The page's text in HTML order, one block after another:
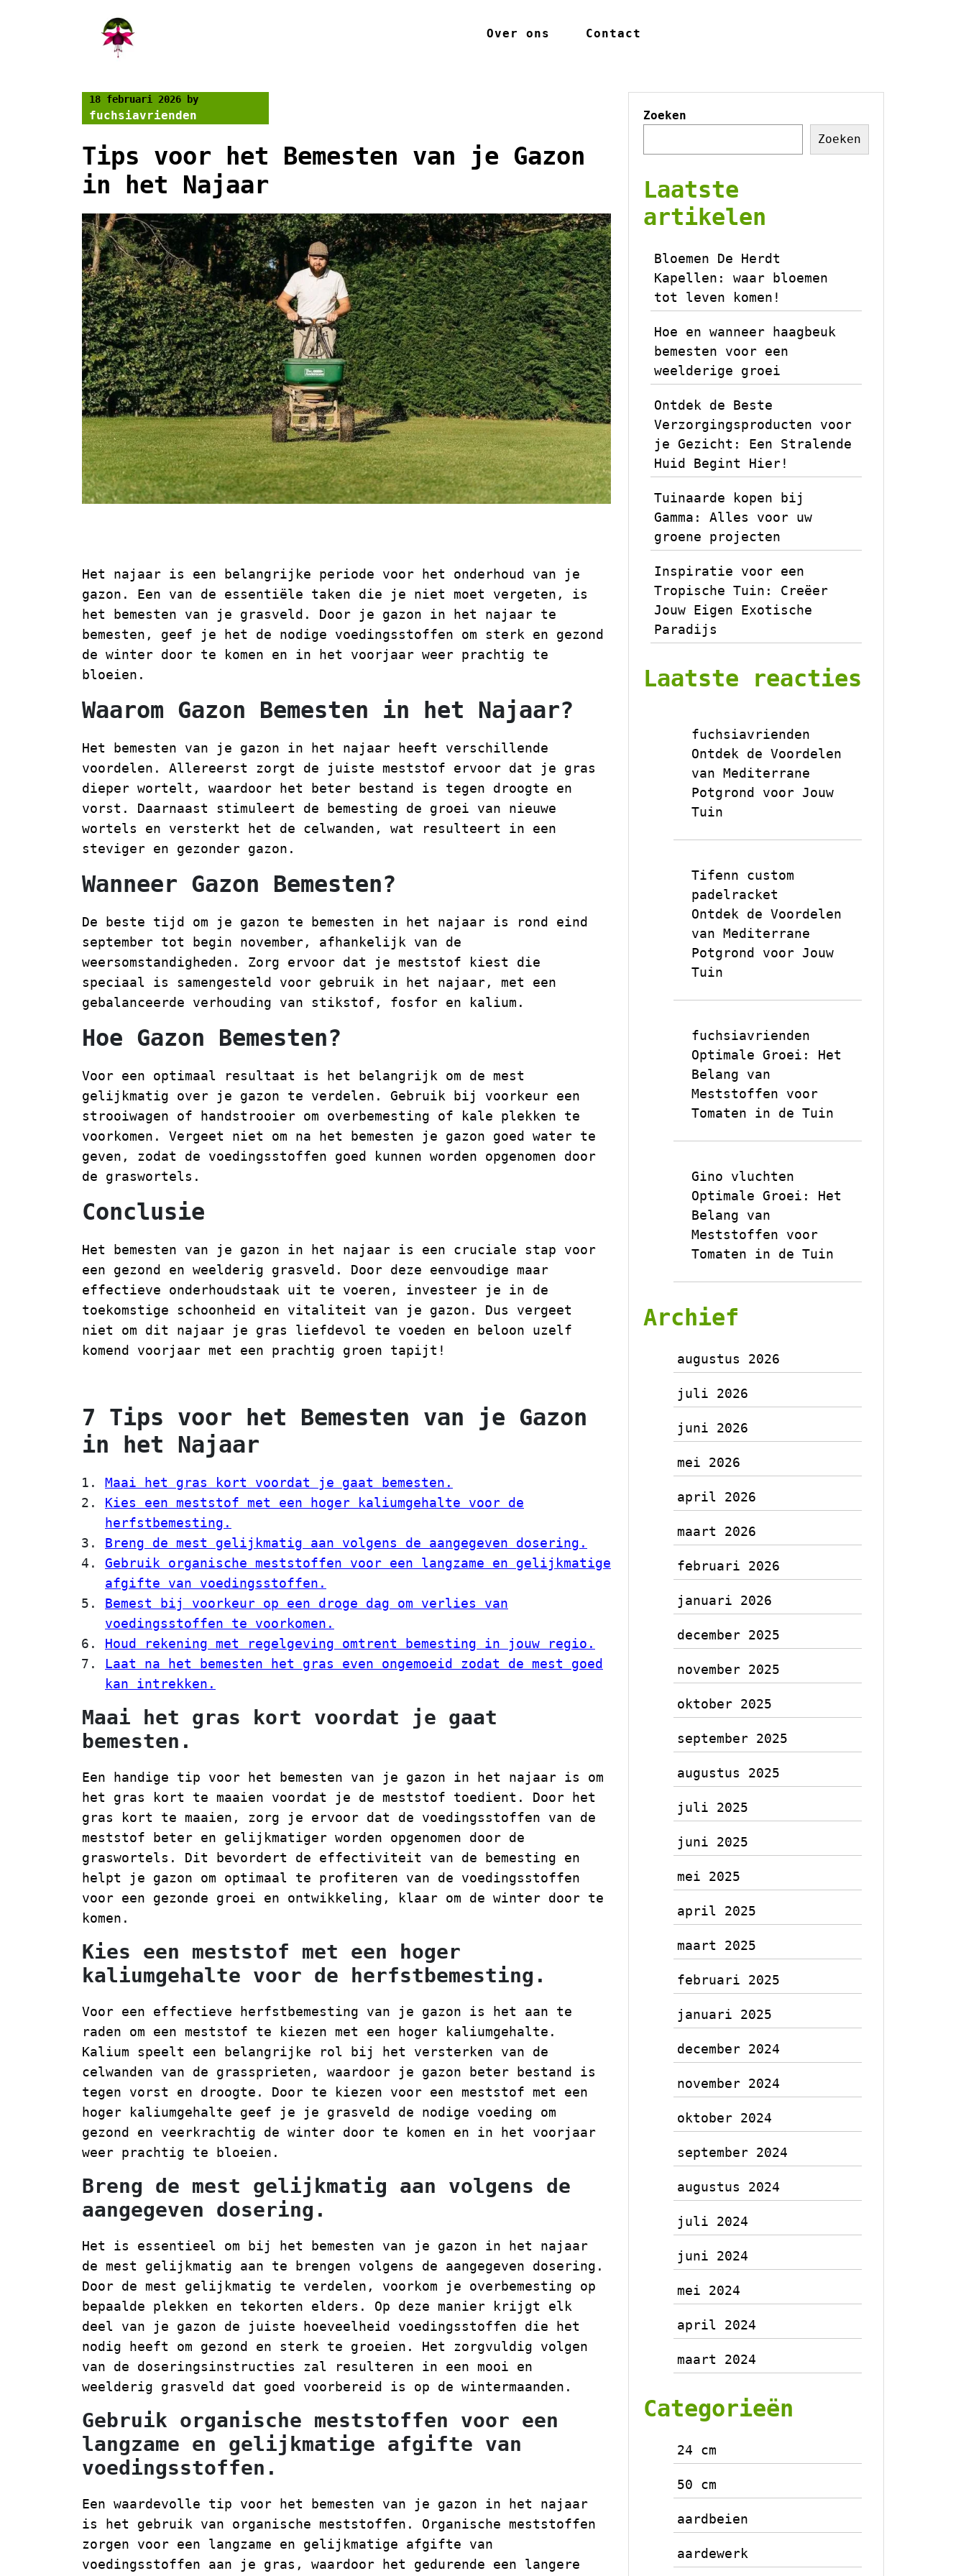
Over ons Contact
18 februari 2026 by
fuchsiavrienden
Tips voor het Bemesten van je Gazon
in het Najaar
Het najaar is een belangrijke periode voor het onderhoud van je
gazon. Een van de essentiële taken die je niet moet vergeten, is
het bemesten van je grasveld. Door je gazon in het najaar te
bemesten, geef je het de nodige voedingsstoffen om sterk en gezond
de winter door te komen en in het voorjaar weer prachtig te
bloeien.
Waarom Gazon Bemesten in het Najaar?
Het bemesten van je gazon in het najaar heeft verschillende
voordelen. Allereerst zorgt de juiste meststof ervoor dat je gras
dieper wortelt, waardoor het beter bestand is tegen droogte en
vorst. Daarnaast stimuleert de bemesting de groei van nieuwe
wortels en versterkt het de celwanden, wat resulteert in een
steviger en gezonder gazon.
Wanneer Gazon Bemesten?
De beste tijd om je gazon te bemesten in het najaar is rond eind
september tot begin november, afhankelijk van de
weersomstandigheden. Zorg ervoor dat je meststof kiest die
speciaal is samengesteld voor gebruik in het najaar, met een
gebalanceerde verhouding van stikstof, fosfor en kalium.
Hoe Gazon Bemesten?
Voor een optimaal resultaat is het belangrijk om de mest
gelijkmatig over je gazon te verdelen. Gebruik bij voorkeur een
strooiwagen of handstrooier om overbemesting of kale plekken te
voorkomen. Vergeet niet om na het bemesten je gazon goed water te
geven, zodat de voedingsstoffen goed kunnen worden opgenomen door
de graswortels.
Conclusie
Het bemesten van je gazon in het najaar is een cruciale stap voor
een gezond en weelderig grasveld. Door deze eenvoudige maar
effectieve onderhoudstaak uit te voeren, investeer je in de
toekomstige schoonheid en vitaliteit van je gazon. Dus vergeet
niet om dit najaar je gras liefdevol te voeden en beloon uzelf
komend voorjaar met een prachtig groen tapijt!
7 Tips voor het Bemesten van je Gazon
in het Najaar
Maai het gras kort voordat je gaat bemesten.
Kies een meststof met een hoger kaliumgehalte voor de
herfstbemesting.
Breng de mest gelijkmatig aan volgens de aangegeven dosering.
Gebruik organische meststoffen voor een langzame en gelijkmatige
afgifte van voedingsstoffen.
Bemest bij voorkeur op een droge dag om verlies van
voedingsstoffen te voorkomen.
Houd rekening met regelgeving omtrent bemesting in jouw regio.
Laat na het bemesten het gras even ongemoeid zodat de mest goed
kan intrekken.
Maai het gras kort voordat je gaat
bemesten.
Een handige tip voor het bemesten van je gazon in het najaar is om
het gras kort te maaien voordat je de meststof toedient. Door het
gras kort te maaien, zorg je ervoor dat de voedingsstoffen van de
meststof beter en gelijkmatiger worden opgenomen door de
graswortels. Dit bevordert de effectiviteit van de bemesting en
helpt je gazon om optimaal te profiteren van de voedingsstoffen
voor een gezonde groei en ontwikkeling, klaar om de winter door te
komen.
Kies een meststof met een hoger
kaliumgehalte voor de herfstbemesting.
Voor een effectieve herfstbemesting van je gazon is het aan te
raden om een meststof te kiezen met een hoger kaliumgehalte.
Kalium speelt een belangrijke rol bij het versterken van de
celwanden van de grassprieten, waardoor je gazon beter bestand is
tegen vorst en droogte. Door te kiezen voor een meststof met een
hoger kaliumgehalte geef je je grasveld de nodige voeding om
gezond en veerkrachtig de winter door te komen en in het voorjaar
weer prachtig te bloeien.
Breng de mest gelijkmatig aan volgens de
aangegeven dosering.
Het is essentieel om bij het bemesten van je gazon in het najaar
de mest gelijkmatig aan te brengen volgens de aangegeven dosering.
Door de mest gelijkmatig te verdelen, voorkom je overbemesting op
bepaalde plekken en tekorten elders. Op deze manier krijgt elk
deel van je gazon de juiste hoeveelheid voedingsstoffen die het
nodig heeft om gezond en sterk te groeien. Het zorgvuldig volgen
van de doseringsinstructies zal resulteren in een mooi en
weelderig grasveld dat goed voorbereid is op de wintermaanden.
Gebruik organische meststoffen voor een
langzame en gelijkmatige afgifte van
voedingsstoffen.
Een waardevolle tip voor het bemesten van je gazon in het najaar
is het gebruik van organische meststoffen. Organische meststoffen
zorgen voor een langzame en gelijkmatige afgifte van
voedingsstoffen aan je gras, waardoor het gedurende een langere
Zoeken
Zoeken
Laatste
artikelen
Bloemen De Herdt
Kapellen: waar bloemen
tot leven komen!
Hoe en wanneer haagbeuk
bemesten voor een
weelderige groei
Ontdek de Beste
Verzorgingsproducten voor
je Gezicht: Een Stralende
Huid Begint Hier!
Tuinaarde kopen bij
Gamma: Alles voor uw
groene projecten
Inspiratie voor een
Tropische Tuin: Creëer
Jouw Eigen Exotische
Paradijs
Laatste reacties
fuchsiavrienden
Ontdek de Voordelen
van Mediterrane
Potgrond voor Jouw
Tuin
Tifenn custom
padelracket
Ontdek de Voordelen
van Mediterrane
Potgrond voor Jouw
Tuin
fuchsiavrienden
Optimale Groei: Het
Belang van
Meststoffen voor
Tomaten in de Tuin
Gino vluchten
Optimale Groei: Het
Belang van
Meststoffen voor
Tomaten in de Tuin
Archief
augustus 2026
juli 2026
juni 2026
mei 2026
april 2026
maart 2026
februari 2026
januari 2026
december 2025
november 2025
oktober 2025
september 2025
augustus 2025
juli 2025
juni 2025
mei 2025
april 2025
maart 2025
februari 2025
januari 2025
december 2024
november 2024
oktober 2024
september 2024
augustus 2024
juli 2024
juni 2024
mei 2024
april 2024
maart 2024
Categorieën
24 cm
50 cm
aardbeien
aardewerk